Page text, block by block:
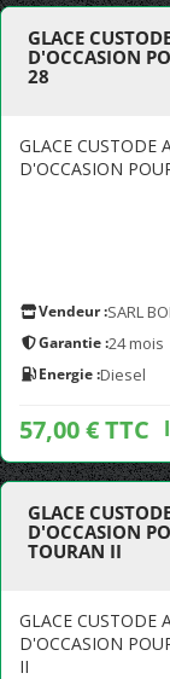
GLACE
D'OCCASION
28
GLACE CUSTODE
D'OCCASION
Vendeur :SARL
Garantie :24 mois
Energie :Diesel
57,00 € TTC
GLACE
D'OCCASION
TOURAN II
GLACE CUSTODE
D'OCCASION
II